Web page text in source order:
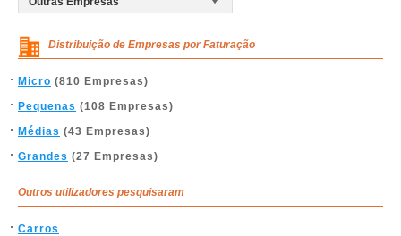
Distribuição de Empresas por Faturação
Micro (810 Empresas)
Pequenas (108 Empresas)
Médias (43 Empresas)
Grandes (27 Empresas)
Outros utilizadores pesquisaram
Carros